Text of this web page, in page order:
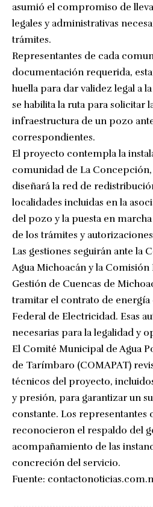
asumió el compromiso de
legales y administrativas
trámites.
Representantes de cada
documentación requerida,
huella para dar validez legal a
se habilita la ruta para solicitar
infraestructura de un pozo
correspondientes.
El proyecto contempla la
comunidad de La
diseñará la red de
localidades incluidas en la
del pozo y la puesta en
de los trámites y
Las gestiones seguirán ante la
Agua Michoacán y la Comisión
Gestión de Cuencas de
tramitar el contrato de
Federal de Electricidad. Esas
necesarias para la legalidad y
El Comité Municipal de Agua
de Tarímbaro (COMAPAT)
técnicos del proyecto,
y presión, para garantizar un
constante. Los representantes
reconocieron el respaldo del
acompañamiento de las
concreción del servicio.
Fuente: